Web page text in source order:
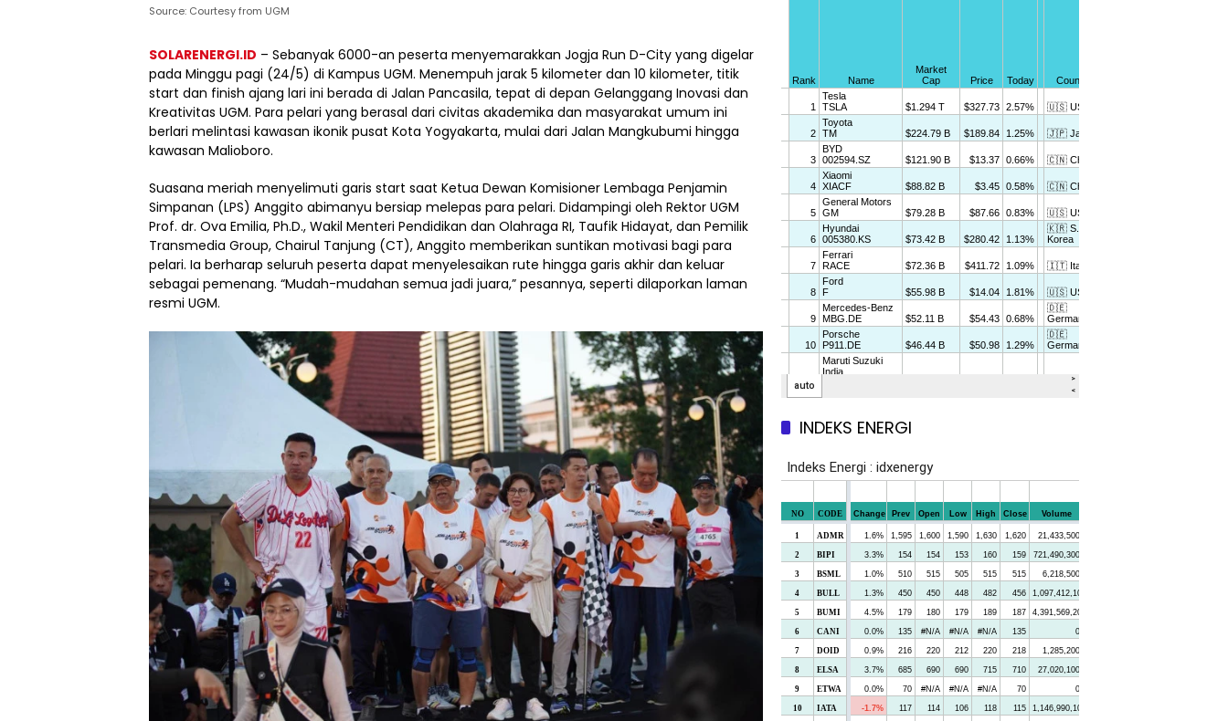
Source: Courtesy from UGM
SOLARENERGI.ID – Sebanyak 6000-an peserta menyemarakkan Jogja Run D-City yang digelar
pada Minggu pagi (24/5) di Kampus UGM. Menempuh jarak 5 kilometer dan 10 kilometer, titik
start dan finish ajang lari ini berada di Jalan Pancasila, tepat di depan Gelanggang Inovasi dan
Kreativitas UGM. Para pelari yang berasal dari civitas akademika dan masyarakat umum ini
berlari melintasi kawasan ikonik pusat Kota Yogyakarta, mulai dari Jalan Mangkubumi hingga
kawasan Malioboro.
Suasana meriah menyelimuti garis start saat Ketua Dewan Komisioner Lembaga Penjamin
Simpanan (LPS) Anggito abimanyu bersiap melepas para pelari. Didampingi oleh Rektor UGM
Prof. dr. Ova Emilia, Ph.D., Wakil Menteri Pendidikan dan Olahraga RI, Taufik Hidayat, dan Pemilik
Transmedia Group, Chairul Tanjung (CT), Anggito memberikan suntikan motivasi bagi para
pelari. Ia berharap seluruh peserta dapat menyelesaikan rute hingga garis akhir dan keluar
sebagai pemenang. “Mudah-mudahan semua jadi juara,” pesannya, seperti dilaporkan laman
resmi UGM.
INDEKS ENERGI